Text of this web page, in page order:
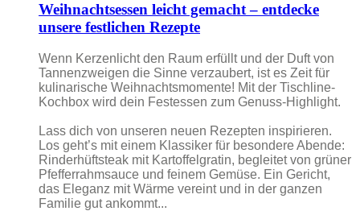
Weihnachtsessen leicht gemacht – entdecke
unsere festlichen Rezepte
Wenn Kerzenlicht den Raum erfüllt und der Duft von
Tannenzweigen die Sinne verzaubert, ist es Zeit für
kulinarische Weihnachtsmomente! Mit der Tischline-
Kochbox wird dein Festessen zum Genuss-Highlight.
Lass dich von unseren neuen Rezepten inspirieren.
Los geht’s mit einem Klassiker für besondere Abende:
Rinderhüftsteak mit Kartoffelgratin, begleitet von grüner
Pfefferrahmsauce und feinem Gemüse. Ein Gericht,
das Eleganz mit Wärme vereint und in der ganzen
Familie gut ankommt...